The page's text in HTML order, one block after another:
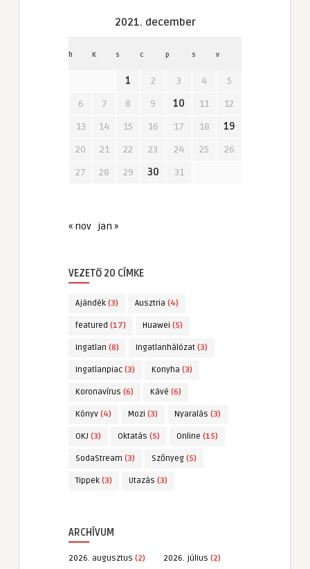
2021. december
h K s c p s v
1 2 3 4
5
6
7 8 9 10 11
12
13
14 15 16 17 18
19
20
21 22 23 24 25
26
27
28 29 30 31
« nov jan »
VEZETŐ 20 CÍMKE
Ajándék (3) Ausztria (4)
featured (17) Huawei (5)
Ingatlan (8) Ingatlanhálózat (3)
Ingatlanpiac (3) Konyha (3)
Koronavírus (6) Kávé (6)
Könyv (4) Mozi (3) Nyaralás (3)
OKJ (3) Oktatás (5) Online (15)
SodaStream (3) Szőnyeg (5)
Tippek (3) Utazás (3)
ARCHÍVUM
2026. augusztus (2) 2026. július (2)